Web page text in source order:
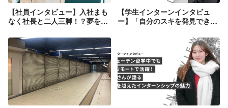
【社員インタビュー】入社まも
なく社長と二人三脚！？夢を叶
いが私を突き動かす。
【学生インターンインタビュ
ー】「自分のスキを発見できる
が成長環境として選んだ